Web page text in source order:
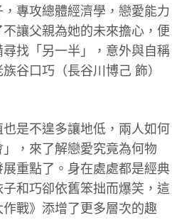
專攻總體經濟學，戀愛能力
讓父親為她的未來擔心，便
找「另一半」，意外與自稱
谷口巧（長谷川博己 飾）
是不遑多讓地低，兩人如何
，來了解戀愛究竟為何物
重點了。身在處處都是經典
和巧卻依舊笨拙而爆笑，這
戰》添增了更多層次的趣